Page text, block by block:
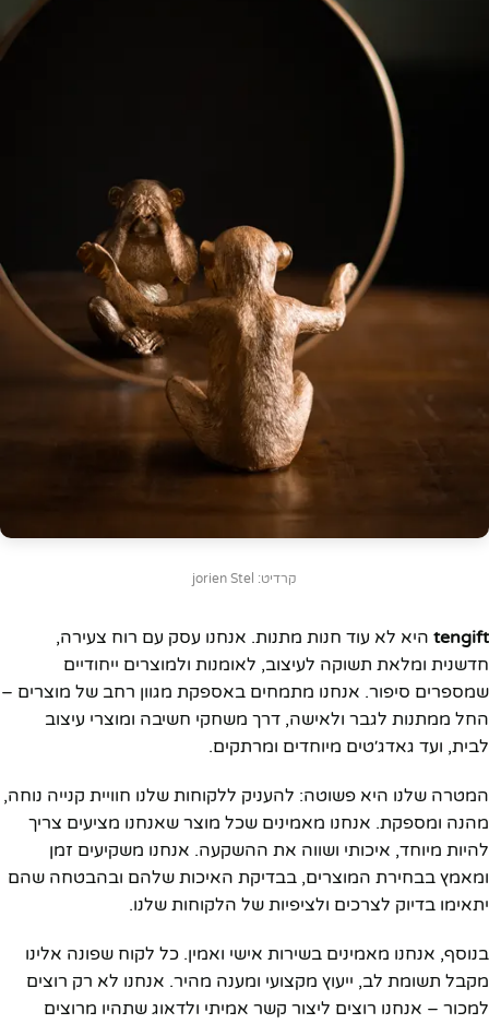
קרדיט: jorien Stel
tengift היא לא עוד חנות מתנות. אנחנו עסק עם רוח צעירה,
חדשנית ומלאת תשוקה לעיצוב, לאומנות ולמוצרים ייחודיים
שמספרים סיפור. אנחנו מתמחים באספקת מגוון רחב של מוצרים –
החל ממתנות לגבר ולאישה, דרך משחקי חשיבה ומוצרי עיצוב
לבית, ועד גאדג׳טים מיוחדים ומרתקים.
המטרה שלנו היא פשוטה: להעניק ללקוחות שלנו חוויית קנייה נוחה,
מהנה ומספקת. אנחנו מאמינים שכל מוצר שאנחנו מציעים צריך
להיות מיוחד, איכותי ושווה את ההשקעה. אנחנו משקיעים זמן
ומאמץ בבחירת המוצרים, בבדיקת האיכות שלהם ובהבטחה שהם
יתאימו בדיוק לצרכים ולציפיות של הלקוחות שלנו.
בנוסף, אנחנו מאמינים בשירות אישי ואמין. כל לקוח שפונה אלינו
מקבל תשומת לב, ייעוץ מקצועי ומענה מהיר. אנחנו לא רק רוצים
למכור – אנחנו רוצים ליצור קשר אמיתי ולדאוג שתהיו מרוצים